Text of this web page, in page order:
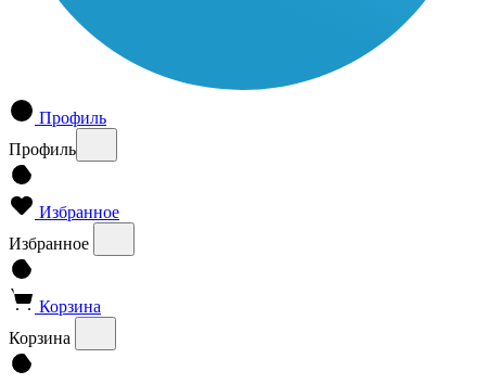
Профиль
Профиль
Избранное
Избранное
Корзина
Корзина